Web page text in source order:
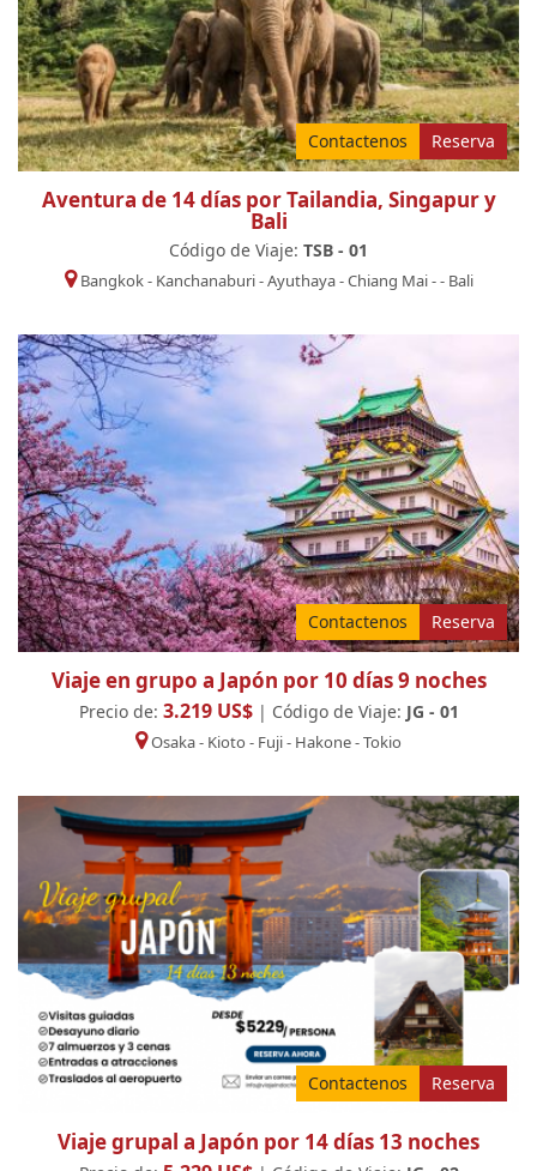
Contactenos Reserva
Aventura de 14 días por Tailandia, Singapur y
Bali
Código de Viaje: TSB - 01
Bangkok- Kanchanaburi-Ayuthaya-Chiang Mai-- Bali
Contactenos Reserva
Viaje en grupo a Japón por 10 días 9 noches
Precio de: 3.219 US$| Código de Viaje: JG - 01
Osaka- Kioto - Fuji- Hakone-Tokio
Contactenos Reserva
Viaje grupal a Japón por 14 días 13 noches